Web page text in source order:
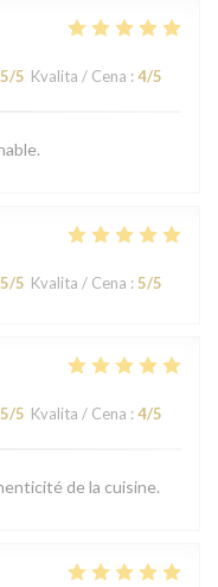
5/5 Kvalita / Cena : 4/5
5/5 Kvalita / Cena : 5/5
5/5 Kvalita / Cena : 4/5
de la cuisine.